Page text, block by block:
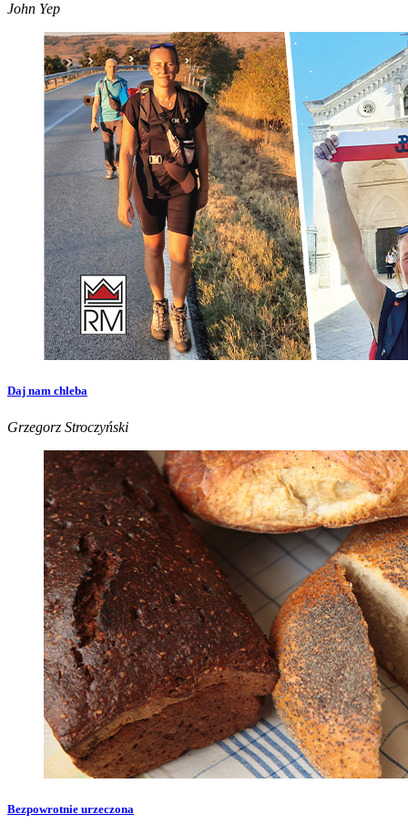
John Yep
Daj nam chleba
Grzegorz Stroczyński
Bezpowrotnie urzeczona